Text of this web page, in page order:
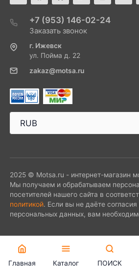
+7 (953) 146-02-24
Заказать звонок
г. Ижевск
ул. Пойма д. 22
zakaz@motsa.ru
2025 © Motsa.ru - интернет-магазин
Мы получаем и обрабатываем
посетителей нашего сайта в
политикой. Если вы не даёте
персональных данных, вам
Главная Каталог ПОИСК